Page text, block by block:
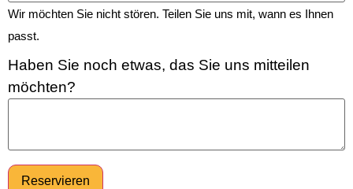
Wir möchten Sie nicht stören. Teilen Sie uns mit, wann es Ihnen
passt.
Haben Sie noch etwas, das Sie uns mitteilen
möchten?
Reservieren